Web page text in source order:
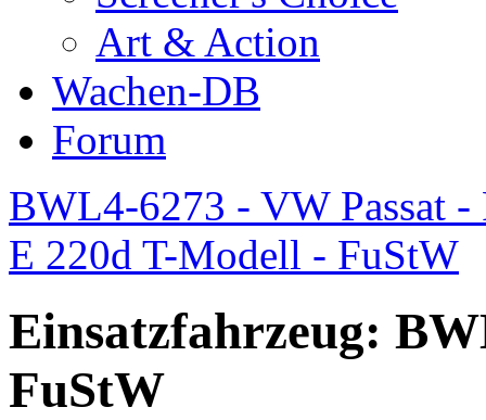
Art & Action
Wachen-DB
Forum
BWL4-6273 - VW Passat -
E 220d T-Modell - FuStW
Einsatzfahrzeug:
FuStW